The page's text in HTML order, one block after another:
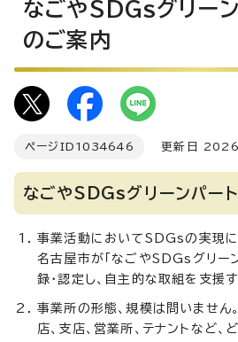
なごやSDGsグリー
のご案内
ページID 1034646 更新日 2026
なごやSDGsグリーンパー
事業活動においてSDGsの実現に
名古屋市が「なごやSDGsグリー
録・認定し、自主的な取組を支援す
事業所の形態、規模は問いません
店、支店、営業所、テナントなど